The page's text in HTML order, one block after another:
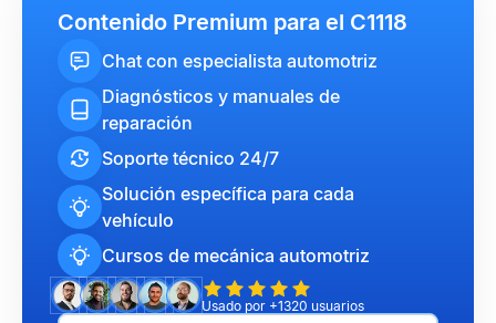
Contenido Premium para el C1118
Chat con especialista automotriz
Diagnósticos y manuales de
reparación
Soporte técnico 24/7
Solución específica para cada
vehículo
Cursos de mecánica automotriz
Usado por +1320 usuarios